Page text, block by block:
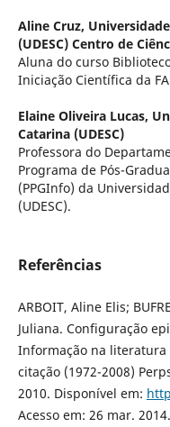
Aline Cruz,
(UDESC) Centro de
Aluna do curso
Iniciação Científica da
Elaine Oliveira Lucas,
Catarina (UDESC)
Professora do
Programa de Pós-
(PPGInfo) da
(UDESC).
Referências
ARBOIT, Aline Elis;
Juliana. Configuração
Informação na
citação (1972-2008)
2010. Disponível em:
Acesso em: 26 mar. 2014.